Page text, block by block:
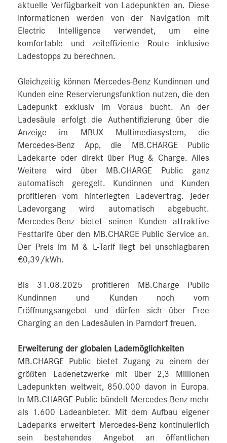
aktuelle Verfügbarkeit von Ladepunkten an. Diese
Informationen werden von der Navigation mit
Electric Intelligence verwendet, um eine
komfortable und zeiteffiziente Route inklusive
Ladestopps zu berechnen.
Gleichzeitig können Mercedes-Benz Kundinnen und
Kunden eine Reservierungsfunktion nutzen, die den
Ladepunkt exklusiv im Voraus bucht. An der
Ladesäule erfolgt die Authentifizierung über die
Anzeige im MBUX Multimediasystem, die
Mercedes-Benz App, die MB.CHARGE Public
Ladekarte oder direkt über Plug & Charge. Alles
Weitere wird über MB.CHARGE Public ganz
automatisch geregelt. Kundinnen und Kunden
profitieren vom hinterlegten Ladevertrag. Jeder
Ladevorgang wird automatisch abgebucht.
Mercedes-Benz bietet seinen Kunden attraktive
Festtarife über den MB.CHARGE Public Service an.
Der Preis im M & L-Tarif liegt bei unschlagbaren
€0,39/kWh.
Bis 31.08.2025 profitieren MB.Charge Public
Kundinnen und Kunden noch vom
Eröffnungsangebot und dürfen sich über Free
Charging an den Ladesäulen in Parndorf freuen.
Erweiterung der globalen Lademöglichkeiten
MB.CHARGE Public bietet Zugang zu einem der
größten Ladenetzwerke mit über 2,3 Millionen
Ladepunkten weltweit, 850.000 davon in Europa.
In MB.CHARGE Public bündelt Mercedes-Benz mehr
als 1.600 Ladeanbieter. Mit dem Aufbau eigener
Ladeparks erweitert Mercedes-Benz kontinuierlich
sein bestehendes Angebot an öffentlichen